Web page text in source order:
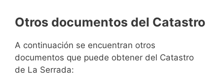
Otros documentos del Catastro
A continuación se encuentran otros
documentos que puede obtener del Catastro
de La Serrada: